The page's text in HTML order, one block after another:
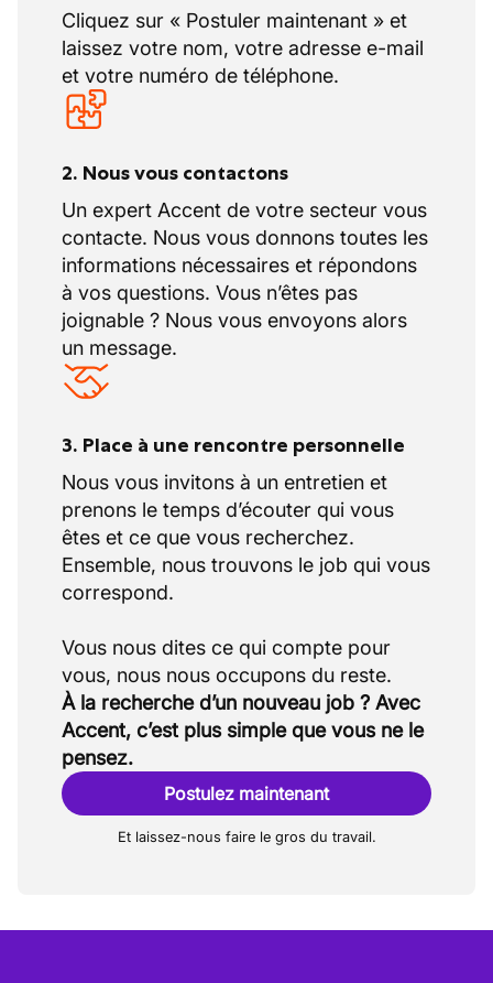
Cliquez sur « Postuler maintenant » et
laissez votre nom, votre adresse e-mail
et votre numéro de téléphone.
2. Nous vous contactons
Un expert Accent de votre secteur vous
contacte. Nous vous donnons toutes les
informations nécessaires et répondons
à vos questions. Vous n’êtes pas
joignable ? Nous vous envoyons alors
un message.
3. Place à une rencontre personnelle
Nous vous invitons à un entretien et
prenons le temps d’écouter qui vous
êtes et ce que vous recherchez.
Ensemble, nous trouvons le job qui vous
correspond.
Vous nous dites ce qui compte pour
À la recherche d’un nouveau job ? Avec
Accent, c’est plus simple que vous ne le
pensez.
Postulez maintenant
Et laissez-nous faire le gros du travail.